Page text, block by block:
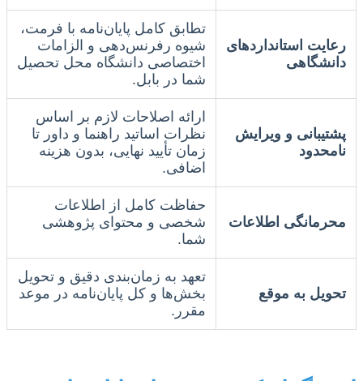
رعایت استانداردهای
دانشگاهی
تطابق کامل پایان‌نامه با فرمت،
شیوه رفرنس‌دهی و الزامات
اختصاصی دانشگاه محل تحصیل
شما در بابل.
پشتیبانی و ویرایش
نامحدود
ارائه اصلاحات لازم بر اساس
نظرات اساتید راهنما و داور تا
زمان تأیید نهایی، بدون هزینه
اضافی.
محرمانگی اطلاعات
حفاظت کامل از اطلاعات
شخصی و محتوای پژوهشی
شما.
تحویل به موقع
تعهد به زمان‌بندی دقیق و تحویل
بخش‌ها و کل پایان‌نامه در موعد
مقرر.